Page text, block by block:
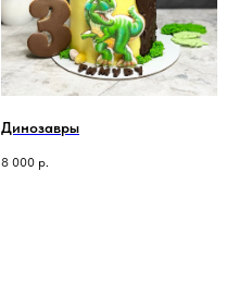
Динозавры
8 000 р.